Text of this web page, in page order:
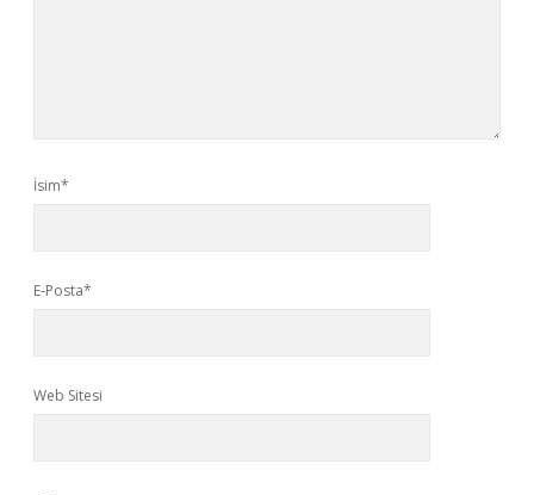
İsim*
E-Posta*
Web Sitesi